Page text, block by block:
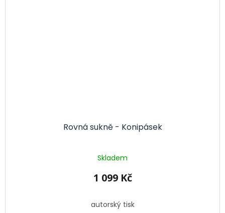
Rovná sukně - Konipásek
Skladem
1 099 Kč
autorský tisk